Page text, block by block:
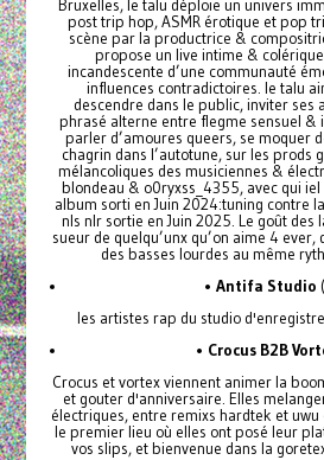
Bruxelles, le talu déploie un univers
post trip hop, ASMR érotique et pop
scène par la productrice &
propose un live intime &
incandescente d’une communauté
influences contradictoires. le talu
descendre dans le public, inviter ses
phrasé alterne entre flegme sensuel &
parler d’amoures queers, se moquer
chagrin dans l’autotune, sur les prods
mélancoliques des musiciennes &
blondeau & o0ryxss_4355, avec qui
album sorti en Juin 2024:tuning contre
nls nlr sortie en Juin 2025. Le goût
sueur de quelqu’unx qu’on aime 4
des basses lourdes au même
• Antifa Studio
les artistes rap du studio
• Crocus B2B
Crocus et vortex viennent animer la
et gouter d'anniversaire. Elles
électriques, entre remixs hardtek et
le premier lieu où elles ont posé leur
vos slips, et bienvenue dans la